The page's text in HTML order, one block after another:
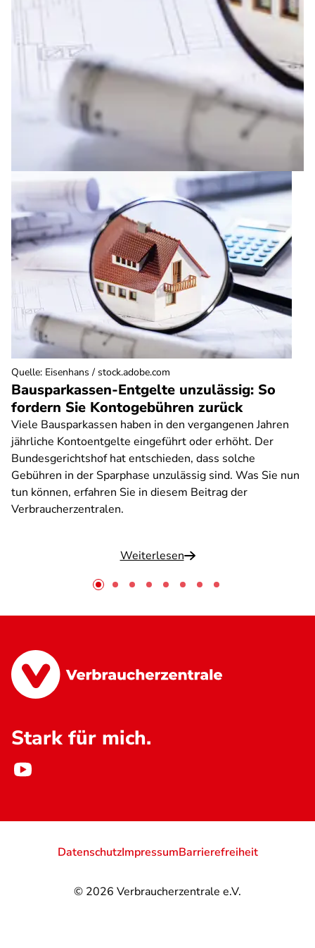
Bausparkassen-Entgelte unzulässig: So
fordern Sie Kontogebühren zurück
Viele Bausparkassen haben in den vergangenen Jahren
jährliche Kontoentgelte eingeführt oder erhöht. Der
Bundesgerichtshof hat entschieden, dass solche
Gebühren in der Sparphase unzulässig sind. Was Sie nun
tun können, erfahren Sie in diesem Beitrag der
Verbraucherzentralen.
Weiterlesen
Quelle: Eisenhans / stock.adobe.com
Stark für mich.
© 2026 Verbraucherzentrale e.V.
DatenschutzImpressumBarrierefreiheit